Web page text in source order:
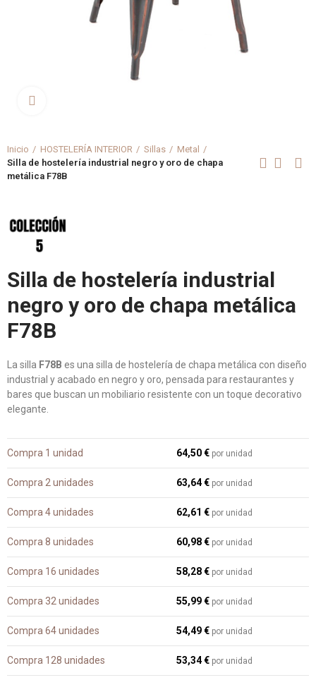
Inicio HOSTELERÍA INTERIOR Sillas
Metal
Silla de hostelería industrial negro y oro de chapa
metálica F78B
Silla de hostelería industrial
negro y oro de chapa metálica
F78B
La silla F78B es una silla de hostelería de chapa metálica con diseño
industrial y acabado en negro y oro, pensada para restaurantes y
bares que buscan un mobiliario resistente con un toque decorativo
elegante.
Compra 1 unidad 64,50 € por unidad
Compra 2 unidades 63,64 € por unidad
Compra 4 unidades 62,61 € por unidad
Compra 8 unidades 60,98 € por unidad
Compra 16 unidades 58,28 € por unidad
Compra 32 unidades 55,99 € por unidad
Compra 64 unidades 54,49 € por unidad
Compra 128 unidades 53,34 € por unidad